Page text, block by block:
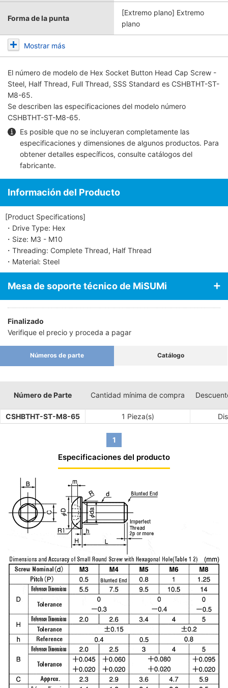
Forma de la punta
[Extremo plano] Extremo
plano
Mostrar más
El número de modelo de Hex Socket Button Head Cap Screw -
Steel, Half Thread, Full Thread, SSS Standard es CSHBTHT-ST-
M8-65.
Se describen las especificaciones del modelo número
CSHBTHT-ST-M8-65.
Es posible que no se incluyeran completamente las
especificaciones y dimensiones de algunos productos. Para
obtener detalles específicos, consulte catálogos del
fabricante.
Información del Producto
[Product Specifications]
・Drive Type: Hex
・Size: M3 - M10
・Threading: Complete Thread, Half Thread
・Material: Steel
Mesa de soporte técnico de MiSUMi
Finalizado
Verifique el precio y proceda a pagar
Números de parte Catálogo
Número de Parte Cantidad mínima de compra
CSHBTHT-ST-M8-65 1 Pieza(s)
1
Especificaciones del producto